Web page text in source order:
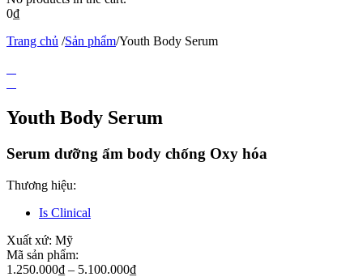
0₫
Trang chủ /Sản phẩm/Youth Body Serum
Youth Body Serum
Serum dưỡng ẩm body chống Oxy hóa
Thương hiệu:
Is Clinical
Xuất xứ: Mỹ
Mã sản phẩm:
1.250.000₫ – 5.100.000₫